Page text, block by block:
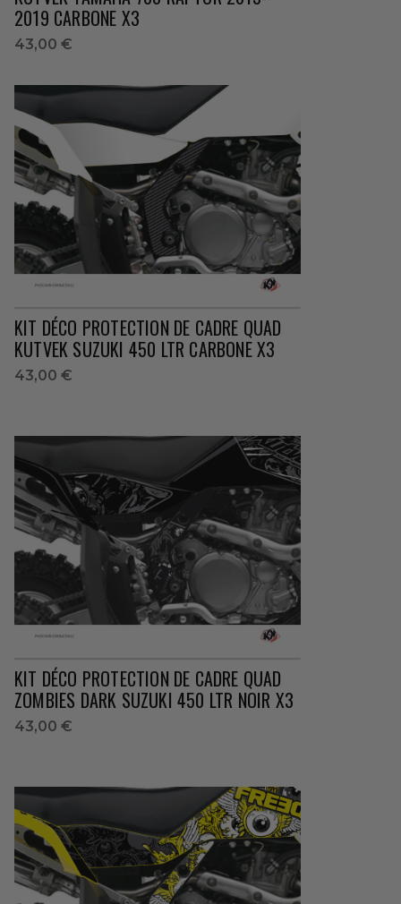
2019 CARBONE X3
43,00 €
KIT DÉCO PROTECTION DE CADRE QUAD
KUTVEK SUZUKI 450 LTR CARBONE X3
43,00 €
KIT DÉCO PROTECTION DE CADRE QUAD
ZOMBIES DARK SUZUKI 450 LTR NOIR X3
43,00 €